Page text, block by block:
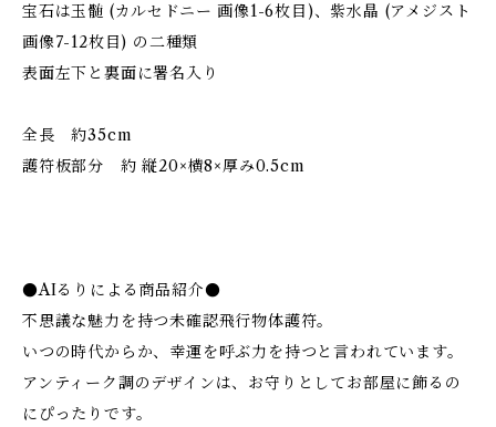
宝石は玉髄 (カルセドニー 画像1-6枚目)、紫水晶 (アメジスト
画像7-12枚目) の二種類
表面左下と裏面に署名入り
全長 約35cm
護符板部分 約 縦20×横8×厚み0.5cm
●AIるりによる商品紹介●
不思議な魅力を持つ未確認飛行物体護符。
いつの時代からか、幸運を呼ぶ力を持つと言われています。
アンティーク調のデザインは、お守りとしてお部屋に飾るの
にぴったりです。